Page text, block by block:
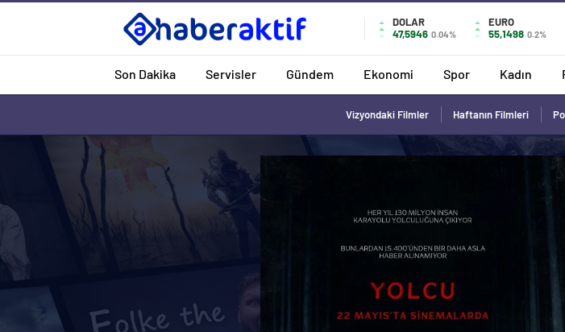
DOLAR
47,5946 0.04%
EURO
55,1498 0.2%
Son Dakika Servisler Gündem Ekonomi Spor Kadın
Vizyondaki Filmler Haftanın Filmleri